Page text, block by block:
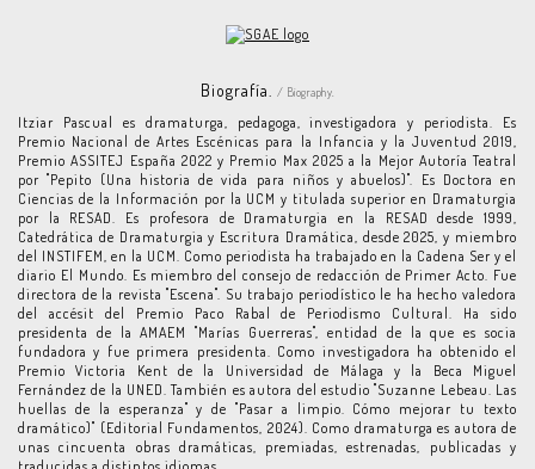
Biografía. / Biography.
Itziar Pascual es dramaturga, pedagoga, investigadora y periodista. Es
Premio Nacional de Artes Escénicas para la Infancia y la Juventud 2019,
Premio ASSITEJ España 2022 y Premio Max 2025 a la Mejor Autoría Teatral
por "Pepito (Una historia de vida para niños y abuelos)". Es Doctora en
Ciencias de la Información por la UCM y titulada superior en Dramaturgia
por la RESAD. Es profesora de Dramaturgia en la RESAD desde 1999,
Catedrática de Dramaturgia y Escritura Dramática, desde 2025, y miembro
del INSTIFEM, en la UCM. Como periodista ha trabajado en la Cadena Ser y el
diario El Mundo. Es miembro del consejo de redacción de Primer Acto. Fue
directora de la revista "Escena". Su trabajo periodístico le ha hecho valedora
del accésit del Premio Paco Rabal de Periodismo Cultural. Ha sido
presidenta de la AMAEM "Marías Guerreras", entidad de la que es socia
fundadora y fue primera presidenta. Como investigadora ha obtenido el
Premio Victoria Kent de la Universidad de Málaga y la Beca Miguel
Fernández de la UNED. También es autora del estudio "Suzanne Lebeau. Las
huellas de la esperanza" y de "Pasar a limpio. Cómo mejorar tu texto
dramático)" (Editorial Fundamentos, 2024). Como dramaturga es autora de
unas cincuenta obras dramáticas, premiadas, estrenadas, publicadas y